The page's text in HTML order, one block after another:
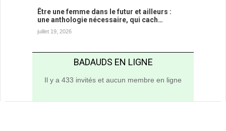
Être une femme dans le futur et ailleurs :
une anthologie nécessaire, qui cach…
juillet 19, 2026
BADAUDS EN LIGNE
Il y a 433 invités et aucun membre en ligne